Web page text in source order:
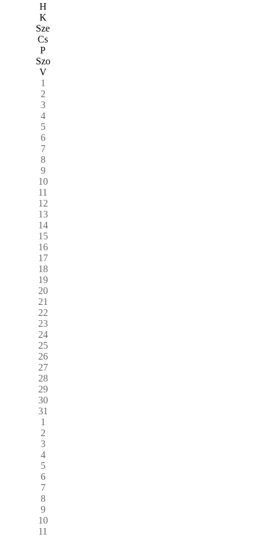
H
K
Sze
Cs
P
Szo
V
1
2
3
4
5
6
7
8
9
10
11
12
13
14
15
16
17
18
19
20
21
22
23
24
25
26
27
28
29
30
31
1
2
3
4
5
6
7
8
9
10
11